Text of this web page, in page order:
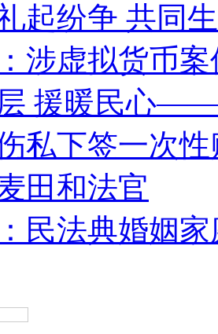
起纷争 共同
涉虚拟货币
援暖民心
私下签一次
田和法官
民法典婚姻